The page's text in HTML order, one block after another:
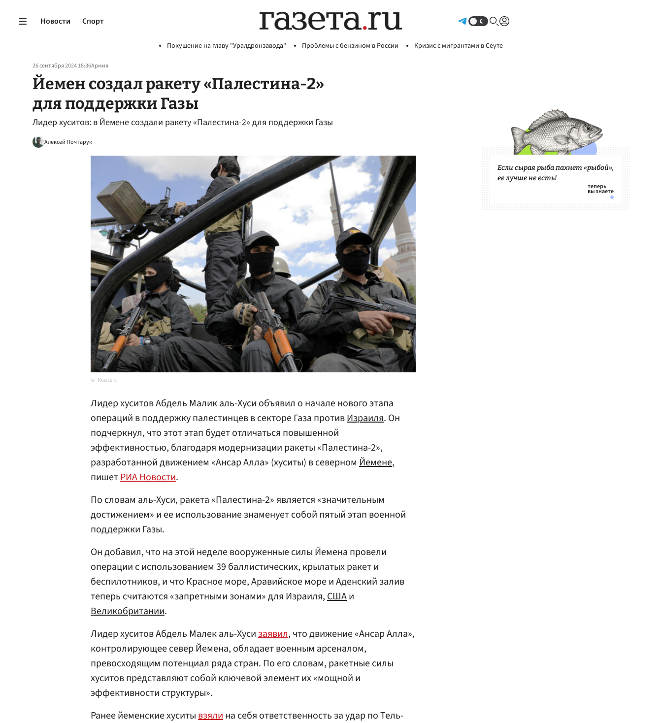
Новости Спорт
Покушение на главу "Уралдронзавода" Проблемы с бензином в России Кризис с мигрантами в Сеуте
26 сентября 2024 18:36Армия
Йемен создал ракету «Палестина-2»
для поддержки Газы
Лидер хуситов: в Йемене создали ракету «Палестина-2» для поддержки Газы
Алексей Почтарук
Reuters
Лидер хуситов Абдель Малик аль-Хуси объявил о начале нового этапа
операций в поддержку палестинцев в секторе Газа противИзраиля. Он
подчеркнул, что этот этап будет отличаться повышенной
эффективностью, благодаря модернизации ракеты «Палестина-2»,
разработанной движением «Ансар Алла» (хуситы) в северном Йемене,
пишетРИА Новости.
По словам аль-Хуси, ракета «Палестина-2» является «значительным
достижением» и ее использование знаменует собой пятый этап военной
поддержки Газы.
Он добавил, что на этой неделе вооруженные силы Йемена провели
операции с использованием 39 баллистических, крылатых ракет и
беспилотников, и что Красное море, Аравийское море и Аденский залив
теперь считаются «запретными зонами» для Израиля,СШАи
Великобритании.
Лидер хуситов Абдель Малек аль-Хусизаявил, что движение «Ансар Алла»,
контролирующее север Йемена, обладает военным арсеналом,
превосходящим потенциал ряда стран. По его словам, ракетные силы
хуситов представляют собой ключевой элемент их «мощной и
эффективности структуры».
Ранее йеменские хуситывзялина себя ответственность за удар по Тель-
Если сырая рыба пахнет «рыбой»,
ее лучше не есть!